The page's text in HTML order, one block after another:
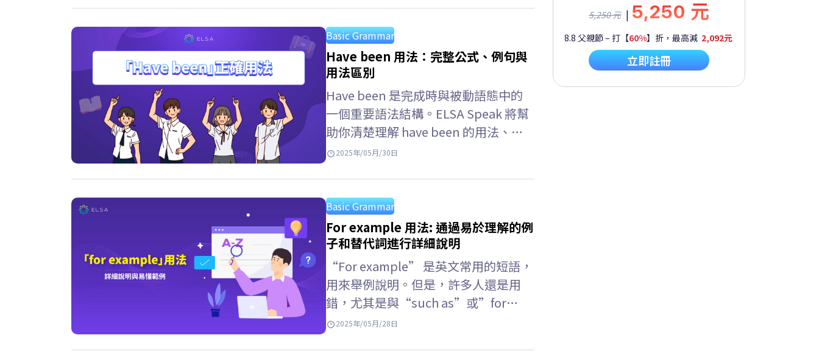
Basic Grammar
Have been 用法：完整公式、例句與
用法區別
Have been 是完成時與被動語態中的
一個重要語法結構。ELSA Speak 將幫
助你清楚理解 have been 的用法、
have been 的含義，以及…
2025年/05月/30日
Basic Grammar
For example 用法: 通過易於理解的例
子和替代詞進行詳細說明
“For example” 是英文常用的短語，
用來舉例說明。但是，許多人還是用
錯，尤其是與“such as”或”for
instance”相比。 ELSA Speak 將幫助
2025年/05月/28日
5,250 元 | 5,250 元
8.8 父親節 – 打【60%】折，最高減 2,092元
立即註冊